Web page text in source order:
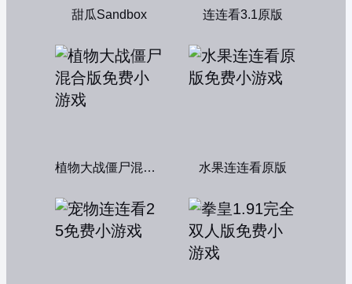
甜瓜Sandbox 连连看3.1原版
植物大战僵尸混合版 水果连连看原版